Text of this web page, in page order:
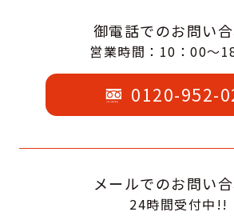
御電話でのお問い
営業時間：10：00～
0120-952-
メールでのお問い
24時間受付中!!